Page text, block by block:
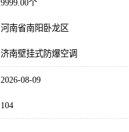
9999.00个
河南省南阳卧龙区
济南壁挂式防爆空调
2026-08-09
104